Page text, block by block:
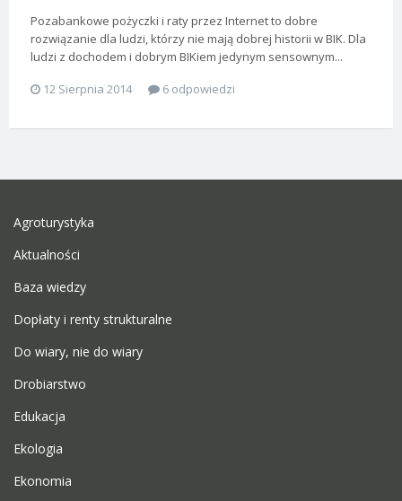
Pozabankowe pożyczki i raty przez Internet to dobre
rozwiązanie dla ludzi, którzy nie mają dobrej historii w BIK. Dla
ludzi z dochodem i dobrym BIKiem jedynym sensownym...
12 Sierpnia 2014
6 odpowiedzi
Agroturystyka
Aktualności
Baza wiedzy
Dopłaty i renty strukturalne
Do wiary, nie do wiary
Drobiarstwo
Edukacja
Ekologia
Ekonomia